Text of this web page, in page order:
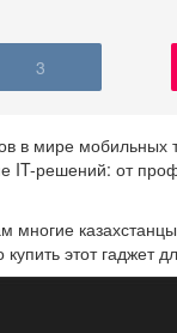
3
в мире
решений: от
этот гаджет